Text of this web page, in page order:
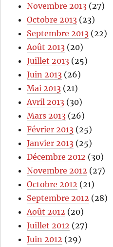
Novembre 2013 (27)
Octobre 2013 (23)
Septembre 2013 (22)
Août 2013 (20)
Juillet 2013 (25)
Juin 2013 (26)
Mai 2013 (21)
Avril 2013 (30)
Mars 2013 (26)
Février 2013 (25)
Janvier 2013 (25)
Décembre 2012 (30)
Novembre 2012 (27)
Octobre 2012 (21)
Septembre 2012 (28)
Août 2012 (20)
Juillet 2012 (27)
Juin 2012 (29)